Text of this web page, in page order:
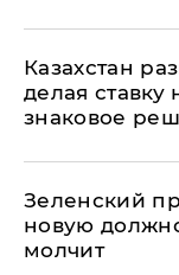
Казахстан
делая ставку
знаковое
Зеленский
новую
молчит